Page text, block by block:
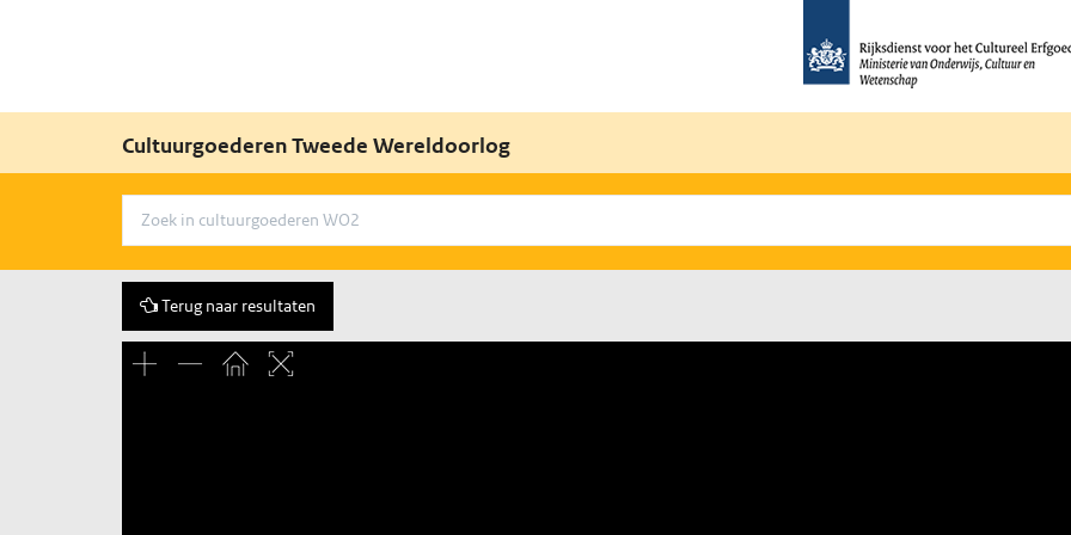
Cultuurgoederen Tweede Wereldoorlog
Terug naar resultaten